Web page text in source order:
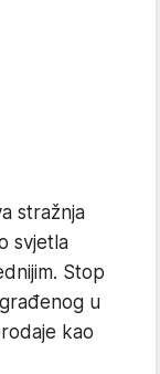
stražnja
svjetla
Stop
u
kao